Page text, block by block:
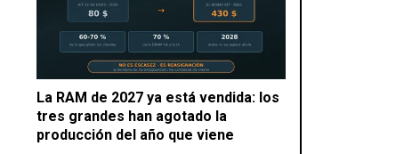
La RAM de 2027 ya está vendida: los
tres grandes han agotado la
producción del año que viene